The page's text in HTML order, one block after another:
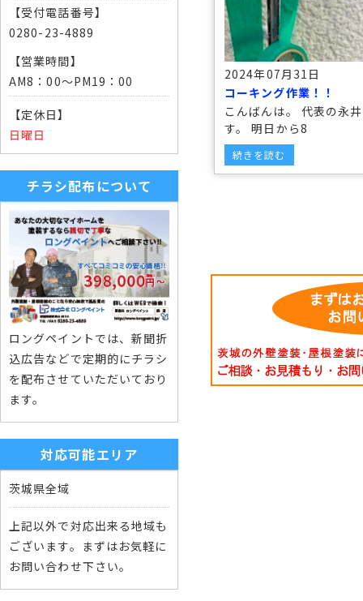
2024年07月31日
コーキング作業！！
こんばんは。 代表の永
す。 明日から8
続きを読む
【受付電話番号】
0280-23-4889
【営業時間】
AM8：00～PM19：00
【定休日】
日曜日
チラシ配布について
ロングペイントでは、新聞折
込広告などで定期的にチラシ
を配布させていただいており
ます。
対応可能エリア
茨城県全域
上記以外で対応出来る地域も
ございます。まずはお気軽に
お問い合わせ下さい。